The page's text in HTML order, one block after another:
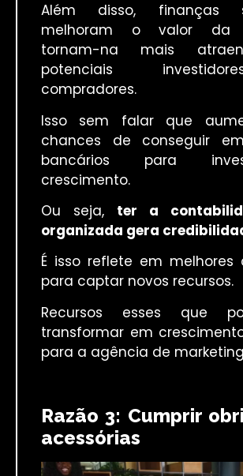
Além disso, finanças
melhoram o valor da
tornam-na mais
potenciais
compradores.
Isso sem falar que
chances de conseguir
bancários para
crescimento.
Ou seja, ter a
organizada gera
É isso reflete em melhores
para captar novos recursos.
Recursos esses que
transformar em
para a agência de
Razão 3: Cumprir
acessórias